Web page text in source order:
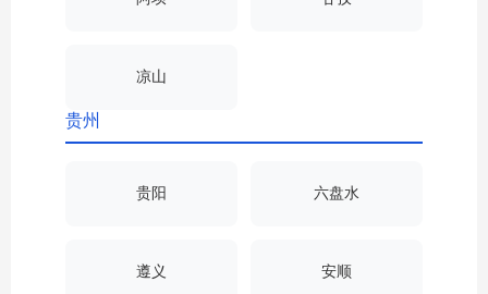
凉山
贵州
贵阳 六盘水
遵义 安顺